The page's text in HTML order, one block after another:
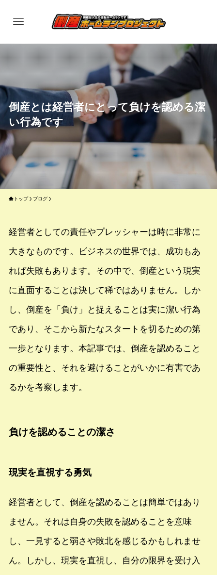
倒産とは経営者にとって負けを認める潔
い行為です
トップ ブログ
経営者としての責任やプレッシャーは時に非常に
大きなものです。ビジネスの世界では、成功もあ
れば失敗もあります。その中で、倒産という現実
に直面することは決して稀ではありません。しか
し、倒産を「負け」と捉えることは実に潔い行為
であり、そこから新たなスタートを切るための第
一歩となります。本記事では、倒産を認めること
の重要性と、それを避けることがいかに有害であ
るかを考察します。
負けを認めることの潔さ
現実を直視する勇気
経営者として、倒産を認めることは簡単ではあり
ません。それは自身の失敗を認めることを意味
し、一見すると弱さや敗北を感じるかもしれませ
ん。しかし、現実を直視し、自分の限界を受け入